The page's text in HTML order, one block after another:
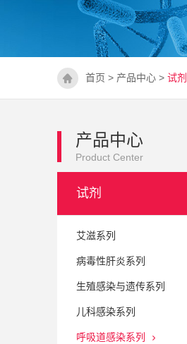
首页 > 产品中心> 试剂
产品中心
Product Center
试剂
艾滋系列
病毒性肝炎系列
生殖感染与遗传系列
儿科感染系列
呼吸道感染系列